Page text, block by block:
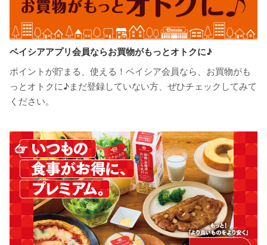
ベイシアアプリ会員ならお買物がもっとオトクに♪
ポイントが貯まる、使える！ベイシア会員なら、お買物がも
っとオトクに♪まだ登録していない方、ぜひチェックしてみて
ください。